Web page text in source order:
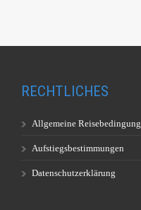
RECHTLICHES
Allgemeine
Aufstiegsbestimmungen
Datenschutzerklärung